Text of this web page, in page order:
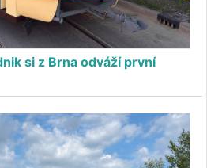
si z Brna odváží první